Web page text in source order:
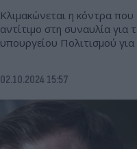
Κλιμακώνεται η κόντρα που
αντίτιμο στη συναυλία
υπουργείου Πολιτισμού
02.10.2024 15:57